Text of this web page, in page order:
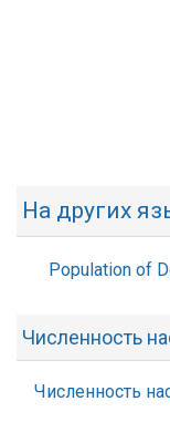
На других
Population of
Численность
Численность